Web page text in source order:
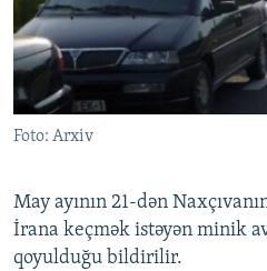
İNFOQRAFIKA
KARIKATURA
AZƏRBAYCAN ƏDƏBIYYATI
İSLAM VƏ DEMOKRATIYA
İZ - MƏDƏNIYYƏT PROQRAMI
MISSIYAMIZ
PEŞƏ ETIKASI VƏ JURNALISTIKA
MATERIALLARIMIZDAN ISTIFADƏ
AZADLIQRADIOSU MOBIL
XƏBƏR BÜLLETENLƏRIMIZ
BIZI IZLƏ
RFE/RL-in bütün saytları
Foto: Arxiv
May ayının 21-dən
İrana keçmək istəyən minik
qoyulduğu bildirilir.